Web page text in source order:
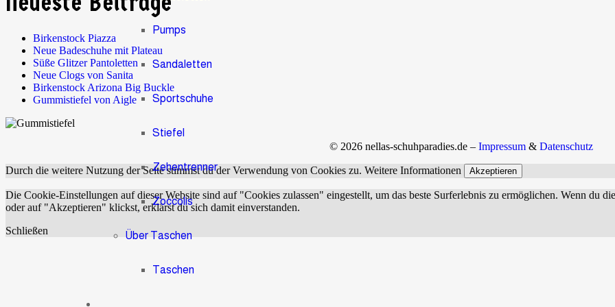
Pumps
Sandaletten
Sportschuhe
Stiefel
Zehentrenner
Zoccolis
Über Taschen
Taschen
Birkenstock Piazza
Neue Badeschuhe mit Plateau
Süße Glitzer Pantoletten
Neue Clogs von Sanita
Birkenstock Arizona Big Buckle
Gummistiefel von Aigle
© 2026 nellas-schuhparadies.de – Impressum & Datenschutz
Durch die weitere Nutzung der Seite stimmst du der Verwendung von Cookies zu. Weitere Informationen Akzeptieren
Die Cookie-Einstellungen auf dieser Website sind auf "Cookies zulassen" eingestellt, um das beste Surferlebnis zu ermöglichen. Wenn du
oder auf "Akzeptieren" klickst, erklärst du sich damit einverstanden.
Schließen